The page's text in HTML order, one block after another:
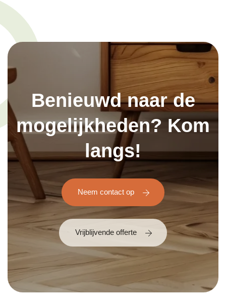
betrokken aandacht te ervaren. Bedankt!
Benieuwd naar de
mogelijkheden? Kom
langs!
Neem contact op
Vrijblijvende offerte